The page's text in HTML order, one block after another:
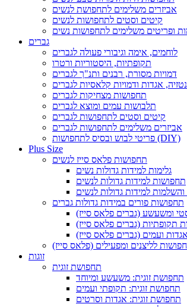
אביזרים משלימים לתחפושת לנשים
קיטים וסטים לתחפושות לנשים
ופריטים משלימים לתחפושות נשים
גברים
לוחמים, אימה וגיבורי פעולה לגברים
תקופתיות, היסטוריות ורטרו
דמויות מסורת, רבנים ותנ"ך לגברים
אגדות ודמויות קלאסיות לגברים
תחפושות מצחיקות לגברים
תלבושות עמים ומוצא לגברים
קיטים וסטים לתחפושות לגברים
אביזרים משלימים לתחפושות לגברים
פריטי לבוש ובסיס לתחפושות (DIY)
Plus Size
תחפושות פלאס סייז לנשים
גלימות למידות גדולות נשים
תחפושות למידות גדולות לנשים
והשלמות למידות גדולות לנשים
תחפושות פורים במידות גדולות גברים
ומשעשע (גברים פלאס סייז)
תקופתיות (גברים פלאס סייז)
אגדות ועמים (גברים פלאס סייז)
לליצנים ומפעילים (פלאס סייז)
זוגות
תחפושת זוגית
תחפושת זוגית: משעשע ומיוחד
תחפושת זוגית: תקופתי ועמים
תחפושת זוגית: אגדות וסרטים